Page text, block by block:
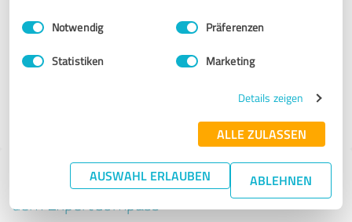
Impressum Datenschutzbestimmungen
Einwilligungsauswahl
Notwendig Präferenzen
Statistiken Marketing
Details zeigen
ALLE ZULASSEN
AUSWAHL ERLAUBEN ABLEHNEN
Züfle GmbH & Co. KG
Tipp: Die passenden Experten finden - mit
dem ExpertCompass